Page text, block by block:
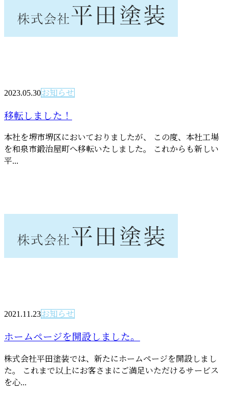
2023.05.30お知らせ
移転しました！
本社を堺市堺区においておりましたが、 この度、本社工場
を和泉市鍛治屋町へ移転いたしました。 これからも新しい
平...
2021.11.23お知らせ
ホームページを開設しました。
株式会社平田塗装では、新たにホームページを開設しまし
た。 これまで以上にお客さまにご満足いただけるサービス
を心...